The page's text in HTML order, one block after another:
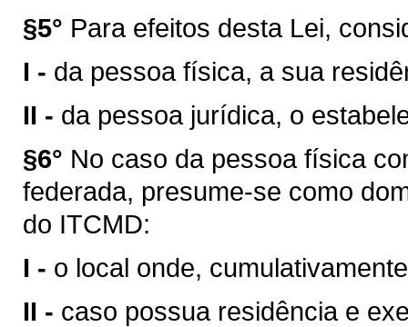
§5° Para efeitos desta Lei,
I - da pessoa física, a sua
II - da pessoa jurídica, o
§6° No caso da pessoa física
federada, presume-se como
do ITCMD:
I - o local onde,
II - caso possua residência e